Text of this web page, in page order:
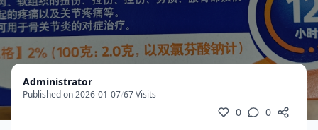
Administrator
Published on 2026-01-07/67 Visits
0 0